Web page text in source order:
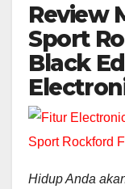
Review
Sport
Black
Hidup Anda